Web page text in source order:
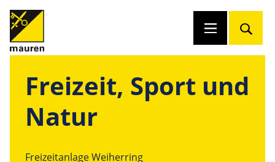
Freizeit, Sport und
Natur
Freizeitanlage Weiherring